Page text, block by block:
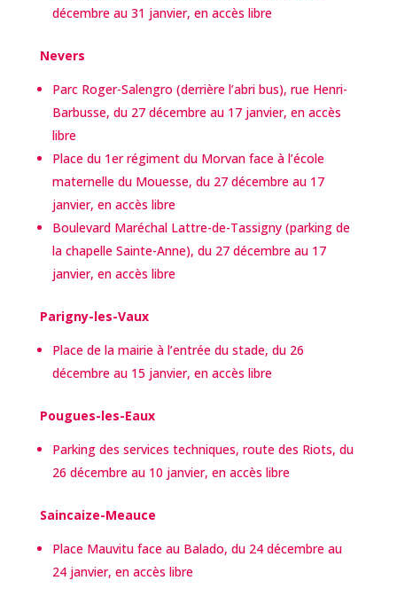
décembre au 31 janvier, en accès libre
Nevers
Parc Roger-Salengro (derrière l’abri bus), rue Henri-
Barbusse, du 27 décembre au 17 janvier, en accès
libre
Place du 1er régiment du Morvan face à l’école
maternelle du Mouesse, du 27 décembre au 17
janvier, en accès libre
Boulevard Maréchal Lattre-de-Tassigny (parking de
la chapelle Sainte-Anne), du 27 décembre au 17
janvier, en accès libre
Parigny-les-Vaux
Place de la mairie à l’entrée du stade, du 26
décembre au 15 janvier, en accès libre
Pougues-les-Eaux
Parking des services techniques, route des Riots, du
26 décembre au 10 janvier, en accès libre
Saincaize-Meauce
Place Mauvitu face au Balado, du 24 décembre au
24 janvier, en accès libre